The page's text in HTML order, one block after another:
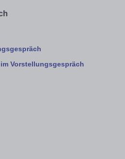
Vorstellungsgespräch